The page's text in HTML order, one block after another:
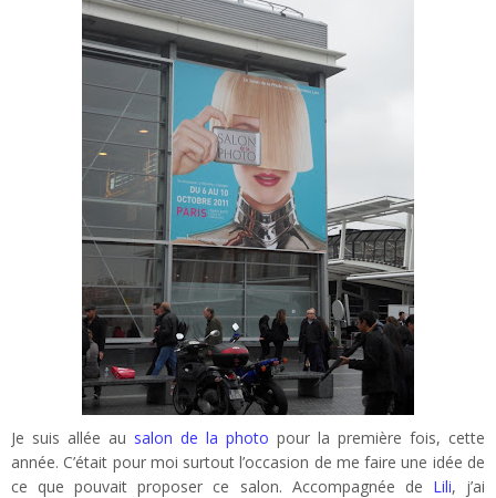
Je suis allée au salon de la photo pour la première fois, cette
année. C’était pour moi surtout l’occasion de me faire une idée de
ce que pouvait proposer ce salon. Accompagnée de Lili, j’ai